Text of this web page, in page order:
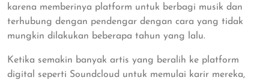
karena memberinya platform untuk berbagi musik dan
terhubung dengan pendengar dengan cara yang tidak
mungkin dilakukan beberapa tahun yang lalu.
Ketika semakin banyak artis yang beralih ke platform
digital seperti Soundcloud untuk memulai karir mereka,